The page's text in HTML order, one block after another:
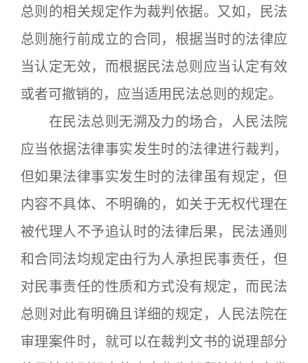
总则的相关规定作为裁判依据。又如，民法
总则施行前成立的合同，根据当时的法律应
当认定无效，而根据民法总则应当认定有效
或者可撤销的，应当适用民法总则的规定。
在民法总则无溯及力的场合，人民法院
应当依据法律事实发生时的法律进行裁判，
但如果法律事实发生时的法律虽有规定，但
内容不具体、不明确的，如关于无权代理在
被代理人不予追认时的法律后果，民法通则
和合同法均规定由行为人承担民事责任，但
对民事责任的性质和方式没有规定，而民法
总则对此有明确且详细的规定，人民法院在
审理案件时，就可以在裁判文书的说理部分